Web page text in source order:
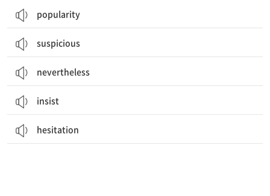
popularity
suspicious
nevertheless
insist
hesitation